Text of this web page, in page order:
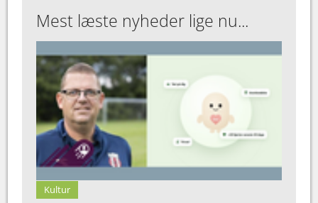
Mest læste nyheder lige nu...
Kultur